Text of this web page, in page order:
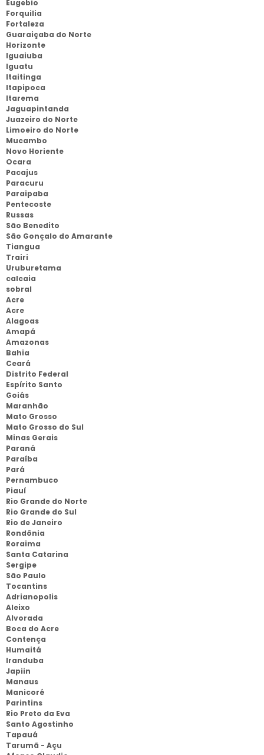
Eugebio
Forquilia
Fortaleza
Guaraiçaba do Norte
Horizonte
Iguaiuba
Iguatu
Itaitinga
Itapipoca
Itarema
Jaguapintanda
Juazeiro do Norte
Limoeiro do Norte
Mucambo
Novo Horiente
Ocara
Pacajus
Paracuru
Paraipaba
Pentecoste
Russas
São Benedito
São Gonçalo do Amarante
Tiangua
Trairi
Uruburetama
calcaia
sobral
Acre
Acre
Alagoas
Amapá
Amazonas
Bahia
Ceará
Distrito Federal
Espírito Santo
Goiás
Maranhão
Mato Grosso
Mato Grosso do Sul
Minas Gerais
Paraná
Paraíba
Pará
Pernambuco
Piauí
Rio Grande do Norte
Rio Grande do Sul
Rio de Janeiro
Rondônia
Roraima
Santa Catarina
Sergipe
São Paulo
Tocantins
Adrianopolis
Aleixo
Alvorada
Boca do Acre
Contença
Humaitá
Iranduba
Japiin
Manaus
Manicoré
Parintins
Rio Preto da Eva
Santo Agostinho
Tapauá
Tarumã - Açu